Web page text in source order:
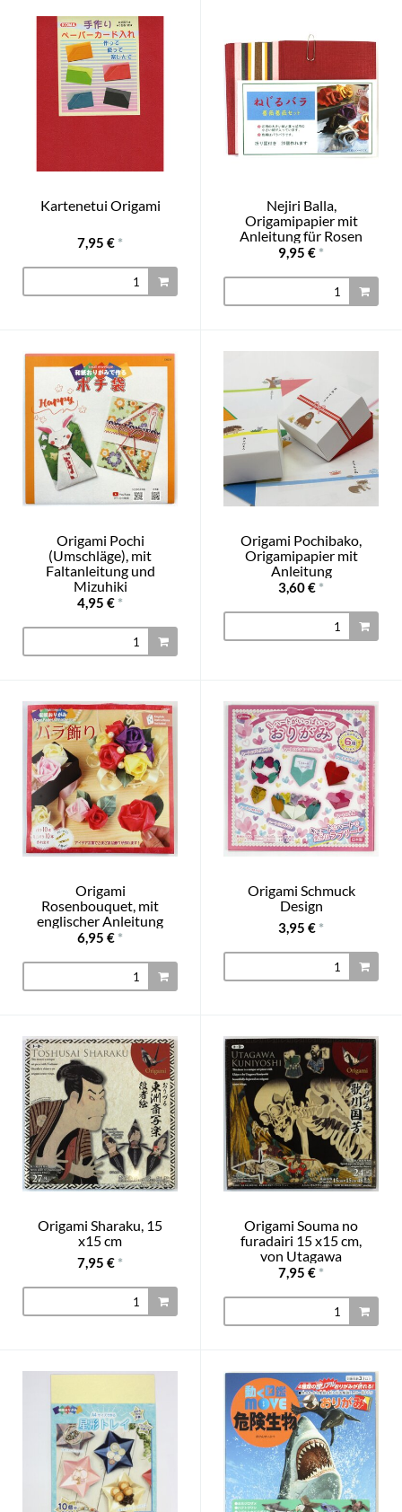
Kartenetui Origami
7,95 € *
Nejiri Balla,
Origamipapier mit
Anleitung für Rosen
9,95 € *
Origami Pochi
(Umschläge), mit
Faltanleitung und
Mizuhiki
4,95 € *
Origami Pochibako,
Origamipapier mit
Anleitung
3,60 € *
Origami
Rosenbouquet, mit
englischer Anleitung
6,95 € *
Origami Schmuck
Design
3,95 € *
Origami Sharaku, 15
x15 cm
7,95 € *
Origami Souma no
furadairi 15 x15 cm,
von Utagawa
7,95 € *